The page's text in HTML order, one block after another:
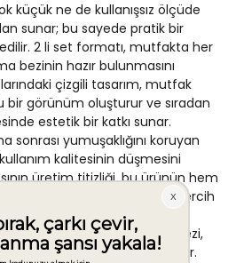
küçük ne de kullanışsız ölçüde
sunar; bu sayede pratik bir
2 li set formatı, mutfakta her
bezinin hazır bulunmasını
çizgili tasarım, mutfak
bir görünüm oluşturur ve sıradan
estetik bir katkı sunar.
sonrası yumuşaklığını koruyan
kalitesinin düşmesini
üretim titizliği, bu ürünün hem
uzun vadede güvenilir bir tercih
hem de görsellik
sahip olan bu kurulama bezi,
bir kullanım anlayışı sunar.